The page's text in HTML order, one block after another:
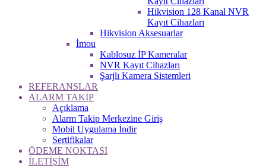
Hikvision 128 Kanal NVR
Kayıt Cihazları
Hikvision Aksesuarlar
İmou
Kablosuz İP Kameralar
NVR Kayıt Cihazları
Şarjlı Kamera Sistemleri
REFERANSLAR
ALARM TAKİP
Açıklama
Alarm Takip Merkezine Giriş
Mobil Uygulama İndir
Sertifikalar
ÖDEME NOKTASI
İLETİŞİM